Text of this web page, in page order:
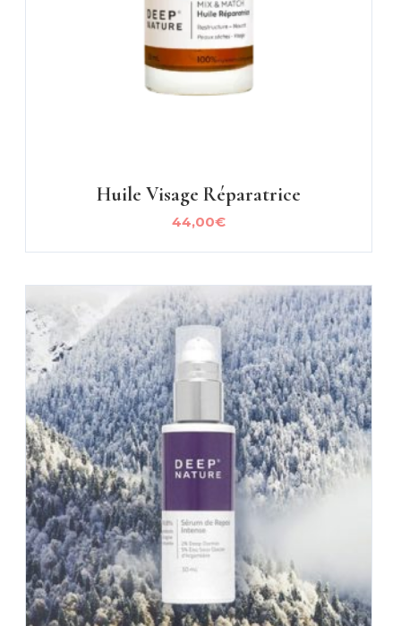
Huile Visage Réparatrice
44,00€